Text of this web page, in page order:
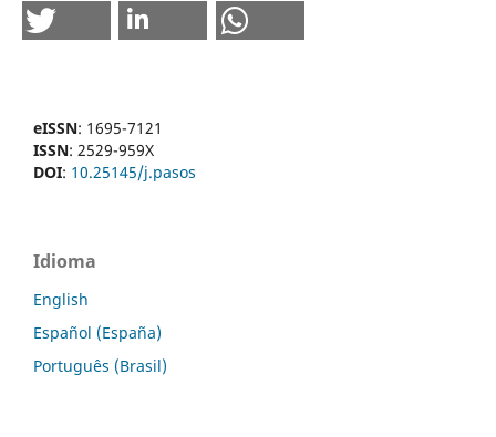
eISSN: 1695-7121
ISSN: 2529-959X
DOI: 10.25145/j.pasos
Idioma
English
Español (España)
Português (Brasil)